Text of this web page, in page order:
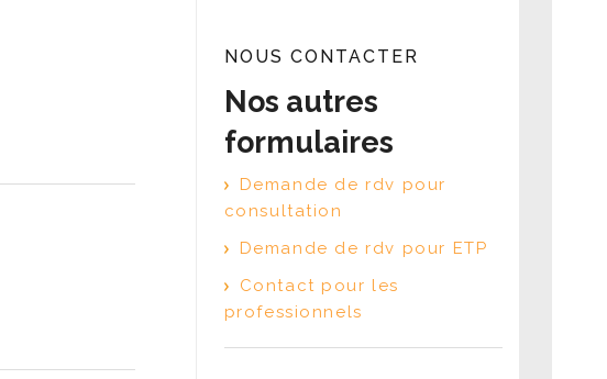
NOUS CONTACTER
Nos autres
formulaires
Demande de rdv pour
consultation
Demande de rdv pour ETP
Contact pour les
professionnels